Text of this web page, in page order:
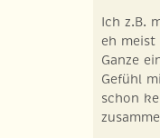
Ich z.B.
eh
Ganze
Gefühl
schon